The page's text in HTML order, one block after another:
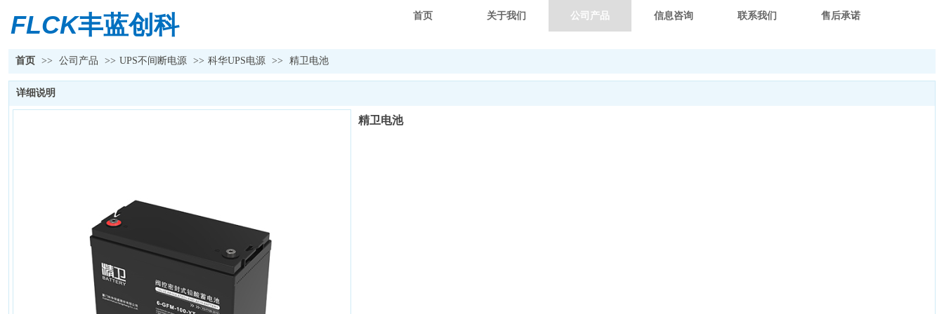
FLCK丰蓝创科 首页 关于我们 公司产品 信息咨询 联系我们 售后承诺
首页 >> 公司产品 >> UPS不间断电源 >> 科华UPS电源 >> 精卫电池
详细说明
精卫电池